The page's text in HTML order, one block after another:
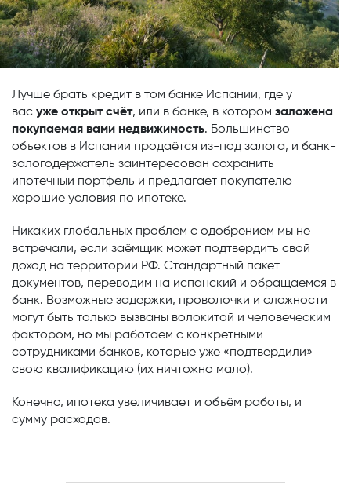
Лучше брать кредит в том банке Испании, где у
вас уже открыт счёт, или в банке, в котором заложена
покупаемая вами недвижимость. Большинство
объектов в Испании продаётся из-под залога, и банк-
залогодержатель заинтересован сохранить
ипотечный портфель и предлагает покупателю
хорошие условия по ипотеке.
Никаких глобальных проблем с одобрением мы не
встречали, если заёмщик может подтвердить свой
доход на территории РФ. Стандартный пакет
документов, переводим на испанский и обращаемся в
банк. Возможные задержки, проволочки и сложности
могут быть только вызваны волокитой и человеческим
фактором, но мы работаем с конкретными
сотрудниками банков, которые уже «подтвердили»
свою квалификацию (их ничтожно мало).
Конечно, ипотека увеличивает и объём работы, и
сумму расходов.